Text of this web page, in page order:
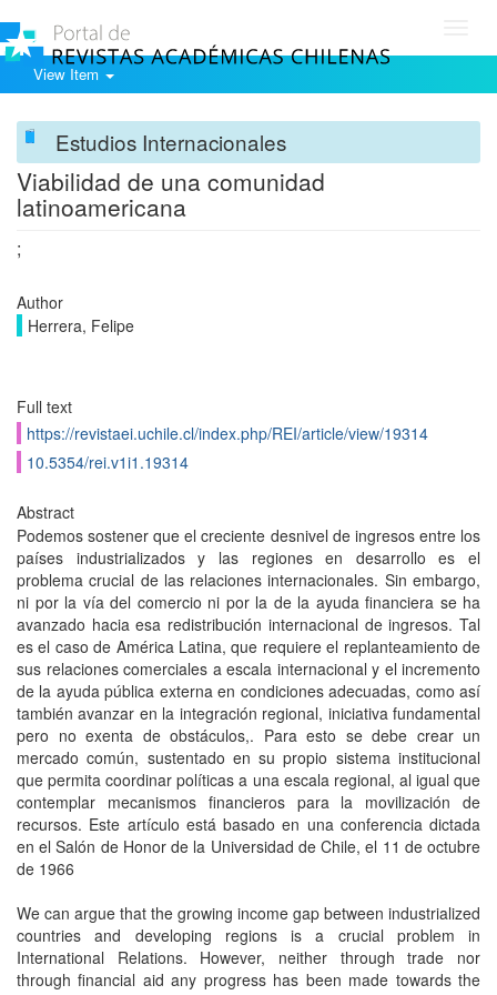
View Item
Estudios Internacionales
Viabilidad de una comunidad
latinoamericana
;
Author
Herrera, Felipe
Full text
https://revistaei.uchile.cl/index.php/REI/article/view/19314
10.5354/rei.v1i1.19314
Abstract
Podemos sostener que el creciente desnivel de ingresos entre los
países industrializados y las regiones en desarrollo es el
problema crucial de las relaciones internacionales. Sin embargo,
ni por la vía del comercio ni por la de la ayuda financiera se ha
avanzado hacia esa redistribución internacional de ingresos. Tal
es el caso de América Latina, que requiere el replanteamiento de
sus relaciones comerciales a escala internacional y el incremento
de la ayuda pública externa en condiciones adecuadas, como así
también avanzar en la integración regional, iniciativa fundamental
pero no exenta de obstáculos,. Para esto se debe crear un
mercado común, sustentado en su propio sistema institucional
que permita coordinar políticas a una escala regional, al igual que
contemplar mecanismos financieros para la movilización de
recursos. Este artículo está basado en una conferencia dictada
en el Salón de Honor de la Universidad de Chile, el 11 de octubre
de 1966
We can argue that the growing income gap between industrialized
countries and developing regions is a crucial problem in
International Relations. However, neither through trade nor
through financial aid any progress has been made towards the